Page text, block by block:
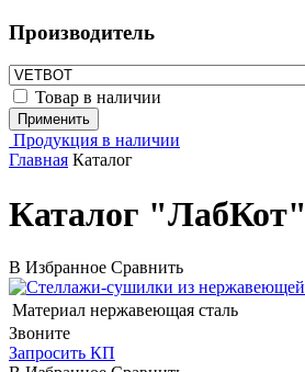
Производитель
Товар в наличии
Применить
Продукция в наличии
Главная Каталог
Каталог "ЛабКот"
В Избранное Сравнить
Материал нержавеющая сталь
Звоните
Запросить КП